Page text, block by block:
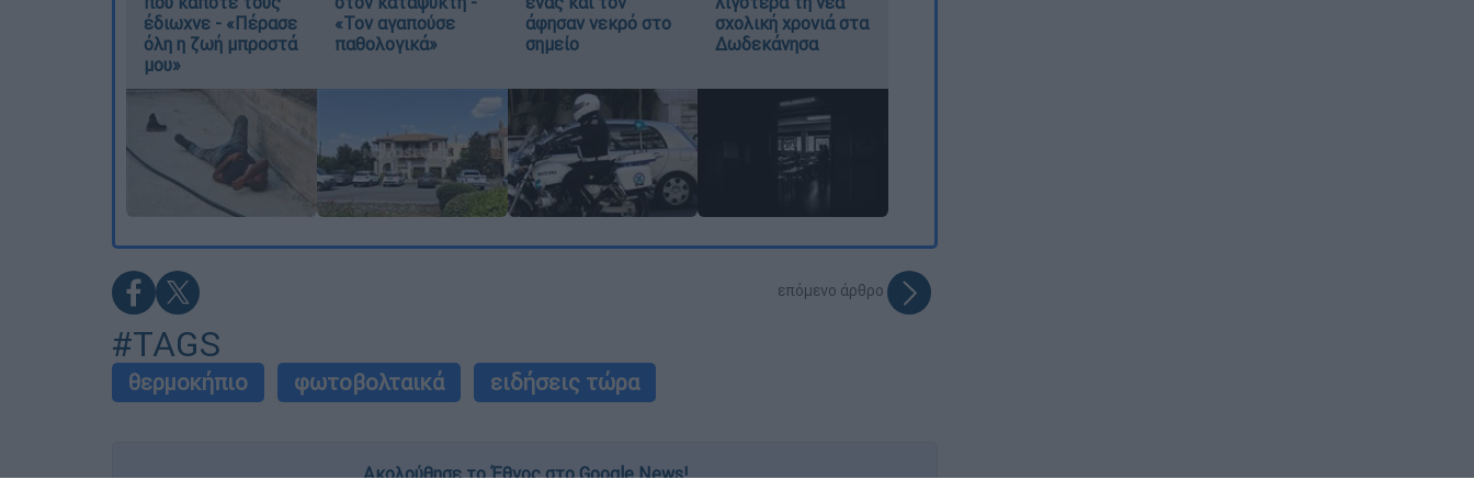
έδιωχνε - «Πέρασε
όλη η ζωή μπροστά
μου»
«Τον αγαπούσε
παθολογικά»
άφησαν νεκρό στο
σημείο
σχολική χρονιά στα
Δωδεκάνησα
επόμενο άρθρο
#TAGS
θερμοκήπιο φωτοβολταικά ειδήσεις τώρα
Ακολούθησε το Έθνος στο Google News!